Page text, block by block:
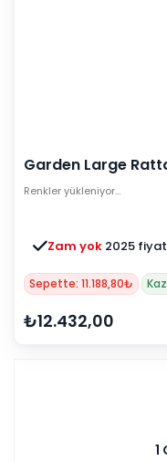
Garden Large
Renkler yükleniyor…
Zam yok 2025
Sepette: 11.188,80₺
₺12.432,00
1